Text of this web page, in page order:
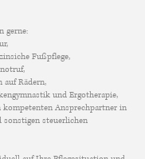
gerne:
und Ergotherapie,
Ansprechpartner in
sonstigen steuerlichen